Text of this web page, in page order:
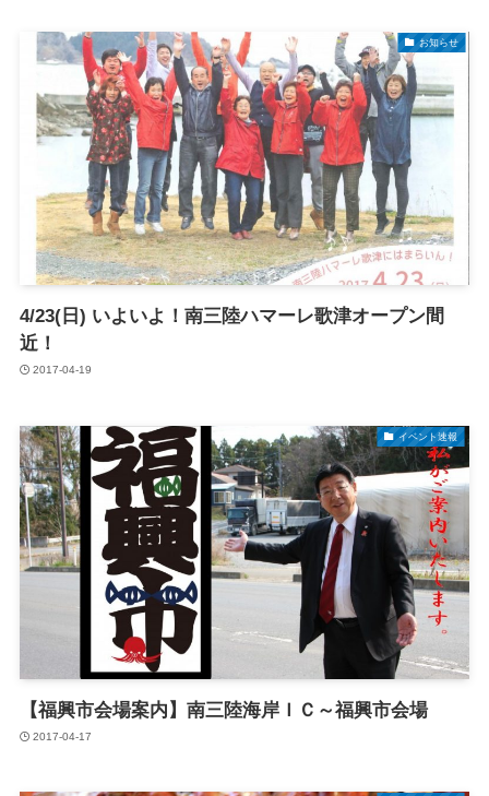
お知らせ
4/23(日) いよいよ！南三陸ハマーレ歌津オープン間
近！
2017-04-19
イベント速報
【福興市会場案内】南三陸海岸ＩＣ～福興市会場
2017-04-17